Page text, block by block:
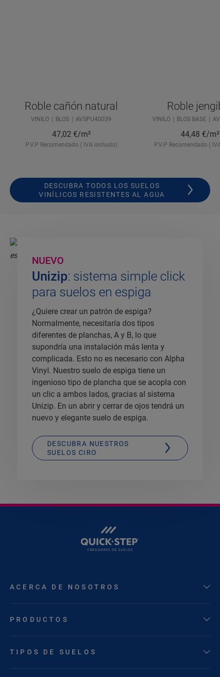
Roble cañón natural
VINILO BLOS AVSPU40039
47,02 €/m²
P.V.P Recomendado ( IVA incluido)
Roble
VINILO BLOS BASE
44,48 €/m²
P.V.P Recomendado (
DESCUBRA TODOS LOS SUELOS
VINÍLICOS RESISTENTES AL AGUA
NUEVO
Unizip: sistema simple click
para suelos en espiga
¿Quiere crear un patrón de espiga?
Normalmente, necesitaría dos tipos
diferentes de planchas, A y B, lo que
supondría una instalación más lenta y
complicada. Esto no es necesario con Alpha
Vinyl. Nuestro suelo de espiga tiene un
ingenioso tipo de plancha que se acopla con
un clic a ambos lados, gracias al sistema
Unizip. En un abrir y cerrar de ojos tendrá un
nuevo y elegante suelo de espiga.
DESCUBRA NUESTROS
SUELOS CIRO
ACERCA DE NOSOTROS
PRODUCTOS
TIPOS DE SUELOS